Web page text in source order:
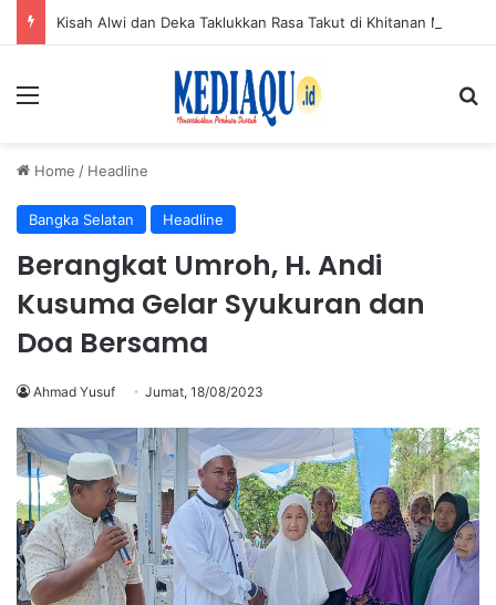
Menu
Home / Headline
Bangka Selatan Headline
Berangkat Umroh, H. Andi
Kusuma Gelar Syukuran dan
Doa Bersama
Ahmad Yusuf Jumat, 18/08/2023